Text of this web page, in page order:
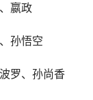
嬴政
孙悟空
罗、孙尚香